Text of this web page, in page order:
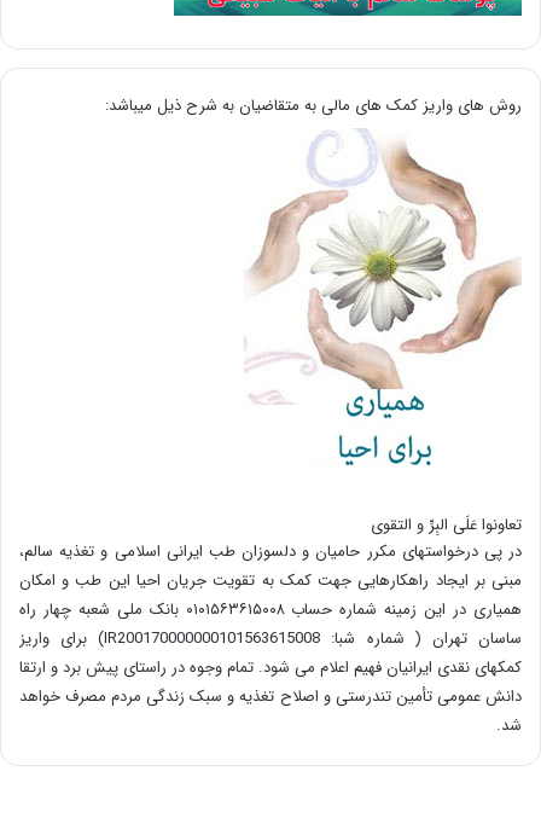
روش های واریز کمک های مالی به متقاضیان به شرح ذیل میباشد:
تعاونوا عَلَی البِرِّ و التقوی
در پی درخواستهای مکرر حامیان و دلسوزان طب ایرانی اسلامی و تغذیه سالم،
مبنی بر ایجاد راهکارهایی جهت کمک به تقویت جریان احیا این طب و امکان
همیاری در این زمینه شماره حساب ۰۱۰۱۵۶۳۶۱۵۰۰۸ بانک ملی شعبه چهار راه
ساسان تهران ( شماره شبا: IR200170000000101563615008) برای واریز
کمکهای نقدی ایرانیان فهیم اعلام می شود. تمام وجوه در راستای پیش برد و ارتقا
دانش عمومی تأمین تندرستی و اصلاح تغذیه و سبک زندگی مردم مصرف خواهد
شد.